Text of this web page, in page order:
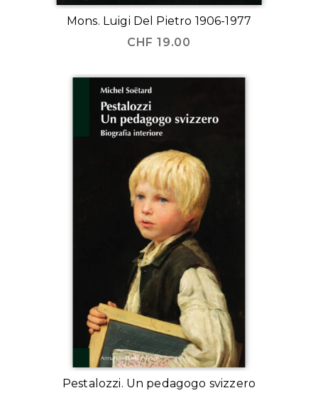
Mons. Luigi Del Pietro 1906-1977
CHF 19.00
Pestalozzi. Un pedagogo svizzero